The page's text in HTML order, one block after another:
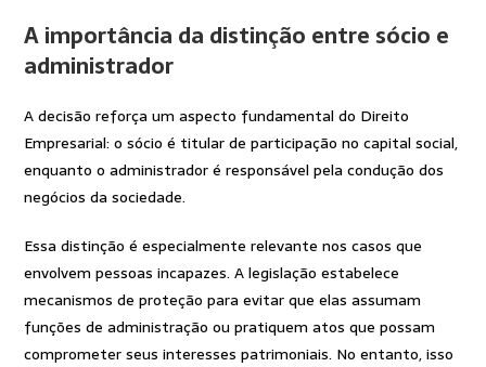
A importância da distinção entre sócio e
administrador
A decisão reforça um aspecto fundamental do Direito
Empresarial: o sócio é titular de participação no capital social,
enquanto o administrador é responsável pela condução dos
negócios da sociedade.
Essa distinção é especialmente relevante nos casos que
envolvem pessoas incapazes. A legislação estabelece
mecanismos de proteção para evitar que elas assumam
funções de administração ou pratiquem atos que possam
comprometer seus interesses patrimoniais. No entanto, isso